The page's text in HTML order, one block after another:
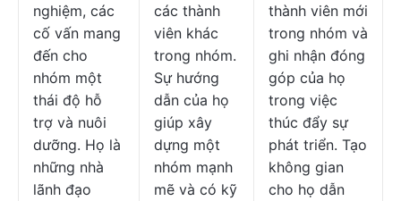
nghiệm, các
cố vấn mang
đến cho
nhóm một
thái độ hỗ
trợ và nuôi
dưỡng. Họ là
những nhà
lãnh đạo
các thành
viên khác
trong nhóm.
Sự hướng
dẫn của họ
giúp xây
dựng một
nhóm mạnh
mẽ và có kỹ
thành viên mới
trong nhóm và
ghi nhận đóng
góp của họ
trong việc
thúc đẩy sự
phát triển. Tạo
không gian
cho họ dẫn